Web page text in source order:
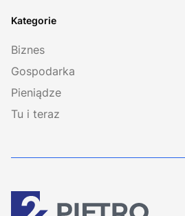
Kategorie
Biznes
Gospodarka
Pieniądze
Tu i teraz